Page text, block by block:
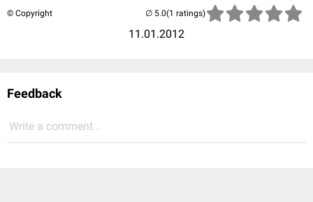
© Copyright
11.01.2012
(1 ratings)
Feedback
Write a comment...